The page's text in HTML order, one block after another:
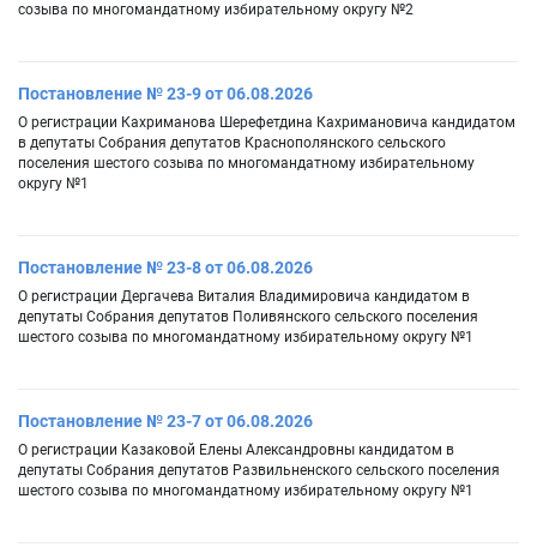
созыва по многомандатному избирательному округу №2
Постановление № 23-9 от 06.08.2026
О регистрации Кахриманова Шерефетдина Кахримановича кандидатом
в депутаты Собрания депутатов Краснополянского сельского
поселения шестого созыва по многомандатному избирательному
округу №1
Постановление № 23-8 от 06.08.2026
О регистрации Дергачева Виталия Владимировича кандидатом в
депутаты Собрания депутатов Поливянского сельского поселения
шестого созыва по многомандатному избирательному округу №1
Постановление № 23-7 от 06.08.2026
О регистрации Казаковой Елены Александровны кандидатом в
депутаты Собрания депутатов Развильненского сельского поселения
шестого созыва по многомандатному избирательному округу №1